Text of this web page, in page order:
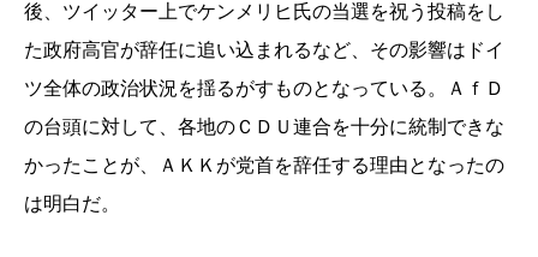
後、ツイッター上でケンメリヒ氏の当選を祝う投稿をし
た政府高官が辞任に追い込まれるなど、その影響はドイ
ツ全体の政治状況を揺るがすものとなっている。ＡｆＤ
の台頭に対して、各地のＣＤＵ連合を十分に統制できな
かったことが、ＡＫＫが党首を辞任する理由となったの
は明白だ。